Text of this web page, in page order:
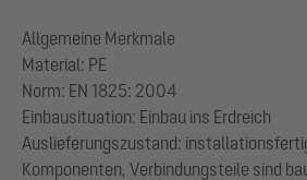
Allgemeine Merkmale
Material: PE
Norm: EN 1825: 2004
Einbausituation: Einbau ins Erdreich
Auslieferungszustand:
Komponenten, Verbindungsteile sind